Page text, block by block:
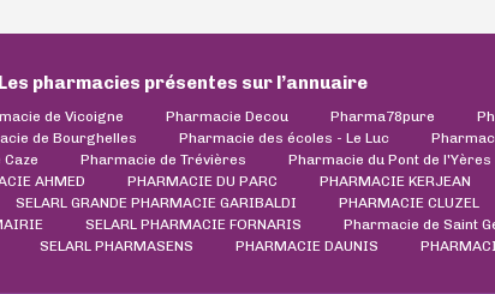
Les pharmacies présentes sur l’annuaire
de Vicoigne Pharmacie Decou Pharma78pure
de Bourghelles Pharmacie des écoles - Le Luc
Pharmacie de Trévières Pharmacie du Pont de l'Yères
AHMED PHARMACIE DU PARC PHARMACIE KERJEAN
SELARL GRANDE PHARMACIE GARIBALDI PHARMACIE CLUZEL
SELARL PHARMACIE FORNARIS Pharmacie de Saint
SELARL PHARMASENS PHARMACIE DAUNIS